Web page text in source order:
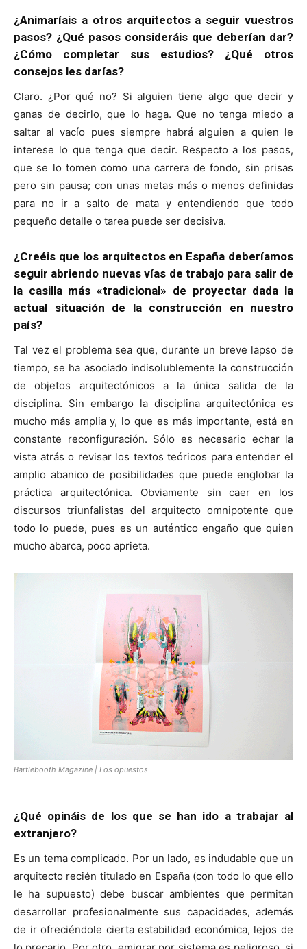
¿Animaríais a otros arquitectos a seguir vuestros
pasos? ¿Qué pasos consideráis que deberían dar?
¿Cómo completar sus estudios? ¿Qué otros
consejos les darías?
Claro. ¿Por qué no? Si alguien tiene algo que decir y
ganas de decirlo, que lo haga. Que no tenga miedo a
saltar al vacío pues siempre habrá alguien a quien le
interese lo que tenga que decir. Respecto a los pasos,
que se lo tomen como una carrera de fondo, sin prisas
pero sin pausa; con unas metas más o menos definidas
para no ir a salto de mata y entendiendo que todo
pequeño detalle o tarea puede ser decisiva.
¿Creéis que los arquitectos en España deberíamos
seguir abriendo nuevas vías de trabajo para salir de
la casilla más «tradicional» de proyectar dada la
actual situación de la construcción en nuestro
país?
Tal vez el problema sea que, durante un breve lapso de
tiempo, se ha asociado indisolublemente la construcción
de objetos arquitectónicos a la única salida de la
disciplina. Sin embargo la disciplina arquitectónica es
mucho más amplia y, lo que es más importante, está en
constante reconfiguración. Sólo es necesario echar la
vista atrás o revisar los textos teóricos para entender el
amplio abanico de posibilidades que puede englobar la
práctica arquitectónica. Obviamente sin caer en los
discursos triunfalistas del arquitecto omnipotente que
todo lo puede, pues es un auténtico engaño que quien
mucho abarca, poco aprieta.
Bartlebooth Magazine | Los opuestos
¿Qué opináis de los que se han ido a trabajar al
extranjero?
Es un tema complicado. Por un lado, es indudable que un
arquitecto recién titulado en España (con todo lo que ello
le ha supuesto) debe buscar ambientes que permitan
desarrollar profesionalmente sus capacidades, además
de ir ofreciéndole cierta estabilidad económica, lejos de